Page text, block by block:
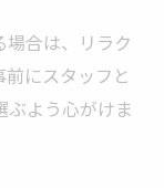
合は、リラク
にスタッフと
ぶよう心がけま